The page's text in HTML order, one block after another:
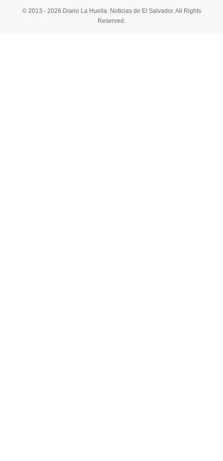
© 2013 - 2026 Diario La Huella. Noticias de El Salvador. All Rights
Reserved.